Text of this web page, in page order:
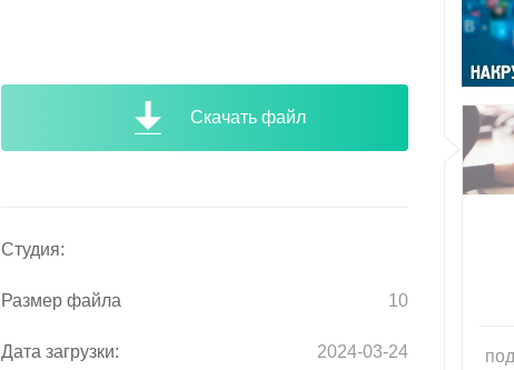
Скачать файл
Студия:
Размер файла 10
Дата загрузки: 2024-03-24